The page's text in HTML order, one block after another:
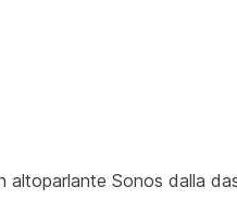
Sonos dalla